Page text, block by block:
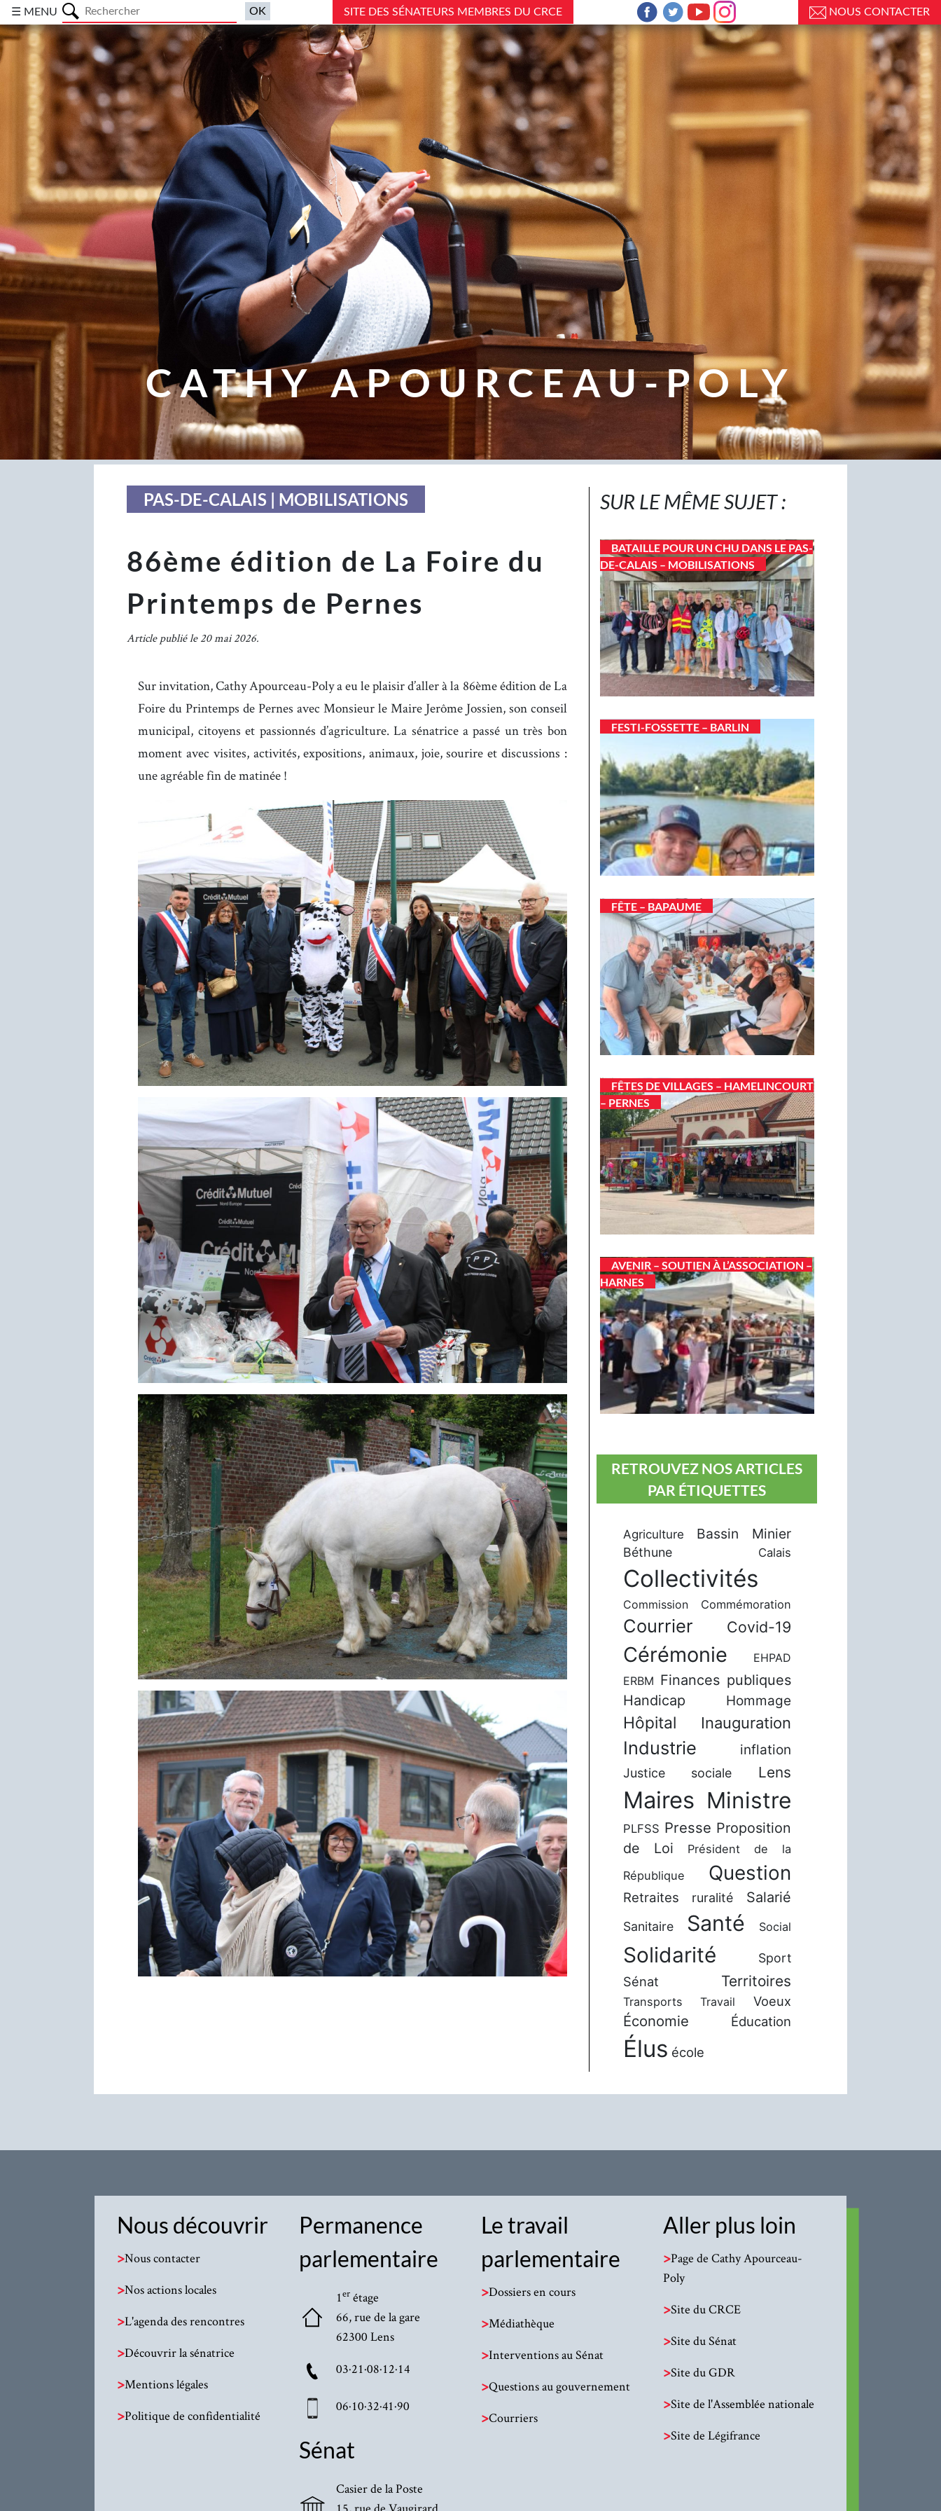
☰ MENU SITE DES SÉNATEURS MEMBRES DU CRCE NOUS CONTACTER
CATHY APOURCEAU-POLY
PAS-DE-CALAIS | MOBILISATIONS
86ème édition de La Foire du
Printemps de Pernes
Article publié le 20 mai 2026.
Sur invitation, Cathy Apourceau-Poly a eu le plaisir d’aller à la 86ème édition de La
Foire du Printemps de Pernes avec Monsieur le Maire Jerôme Jossien, son conseil
municipal, citoyens et passionnés d’agriculture. La sénatrice a passé un très bon
moment avec visites, activités, expositions, animaux, joie, sourire et discussions :
une agréable fin de matinée !
SUR LE MÊME SUJET :
BATAILLE POUR UN CHU DANS LE PAS-
DE-CALAIS – MOBILISATIONS
FESTI-FOSSETTE – BARLIN
FÊTE – BAPAUME
FÊTES DE VILLAGES – HAMELINCOURT
– PERNES
AVENIR – SOUTIEN À L’ASSOCIATION –
HARNES
RETROUVEZ NOS ARTICLES
PAR ÉTIQUETTES
Agriculture Bassin Minier
Béthune Calais
Collectivités
Commission Commémoration
Courrier Covid-19
Cérémonie
EHPAD
ERBM Finances publiques
Handicap
Hommage
Hôpital Inauguration
Industrie inflation
Justice sociale Lens
Maires Ministre
PLFSS Presse Proposition
de Loi
Président de la
République
Question
Retraites ruralité Salarié
Sanitaire Santé Social
Solidarité Sport
Sénat Territoires
Transports Travail Voeux
Économie Éducation
Élus école
Nous découvrir
>Nous contacter
>Nos actions locales
>L'agenda des rencontres
>Découvrir la sénatrice
>Mentions légales
>Politique de confidentialité
Permanence
parlementaire
1er étage
66, rue de la gare
62300 Lens
03·21·08·12·14
06·10·32·41·90
Sénat
Casier de la Poste
Le travail
parlementaire
>Dossiers en cours
>Médiathèque
>Interventions au Sénat
>Questions au gouvernement
>Courriers
Aller plus loin
>Page de Cathy Apourceau-
Poly
>Site du CRCE
>Site du Sénat
>Site du GDR
>Site de l'Assemblée nationale
>Site de Légifrance